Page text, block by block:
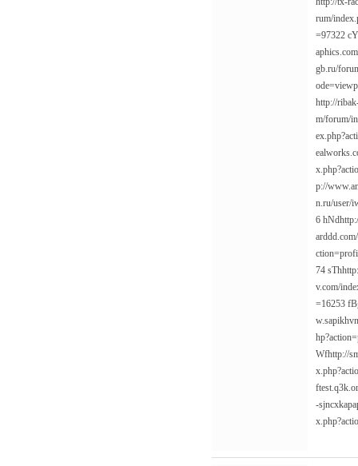
rum/
=97322
gb.ru/
http://
m/forum/
p://
n.ru/user/
6 hNd
74 sTh
v.com/
=16253
Wfhttp://
-